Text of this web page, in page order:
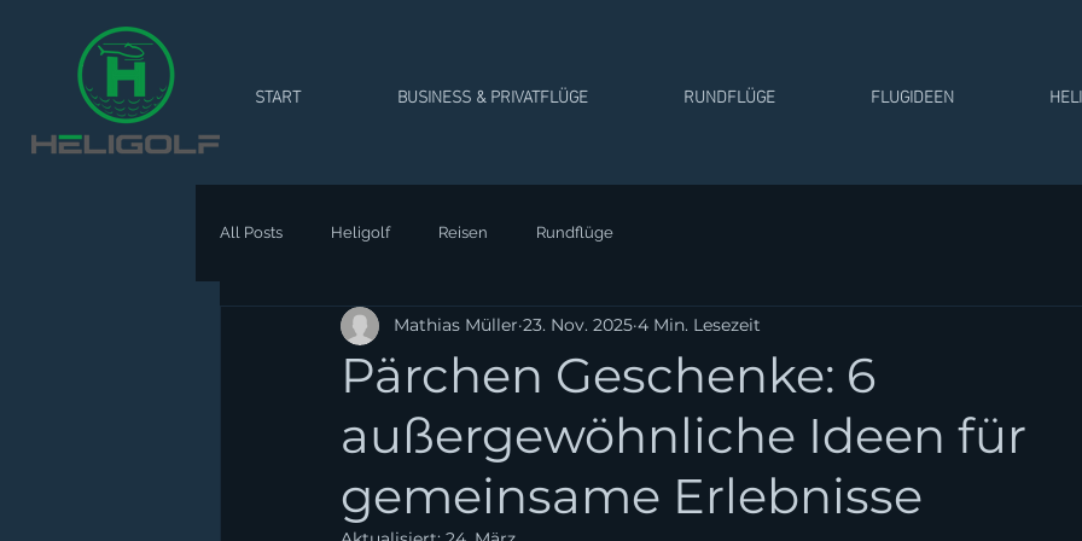
START BUSINESS & PRIVATFLÜGE RUNDFLÜGE FLUGIDEEN
All Posts Heligolf Reisen Rundflüge
Pärchen Geschenke: 6
außergewöhnliche Ideen für
gemeinsame Erlebnisse
Mathias Müller 23. Nov. 2025 4 Min. Lesezeit